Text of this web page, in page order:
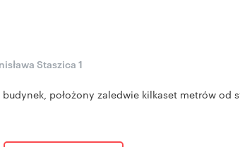
Staszica 1
położony zaledwie kilkaset metrów od